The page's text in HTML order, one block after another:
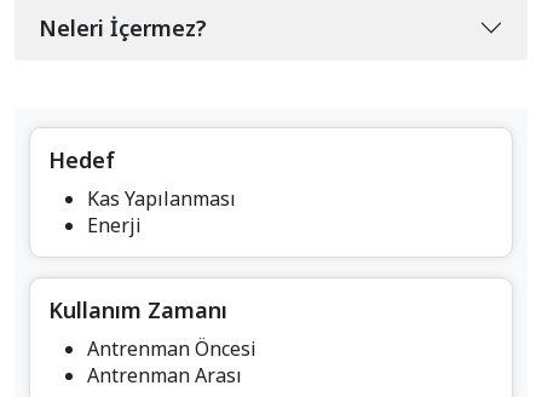
Neleri İçermez?
Hedef
Kas Yapılanması
Enerji
Kullanım Zamanı
Antrenman Öncesi
Antrenman Arası